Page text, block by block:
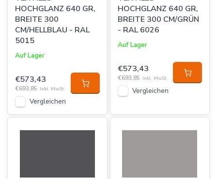
HOCHGLANZ 640 GR,
BREITE 300
CM/HELLBLAU - RAL
5015
Auf Lager
€573,43
€693,85 Inkl. MwSt.
Vergleichen
HOCHGLANZ 640 GR,
BREITE 300 CM/GRÜN
- RAL 6026
Auf Lager
€573,43
€693,85 Inkl. MwSt.
Vergleichen